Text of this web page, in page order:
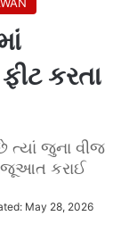
કરતા
ત્યાં જુના વીજ
રજૂઆત કરાઈ
May 28, 2026